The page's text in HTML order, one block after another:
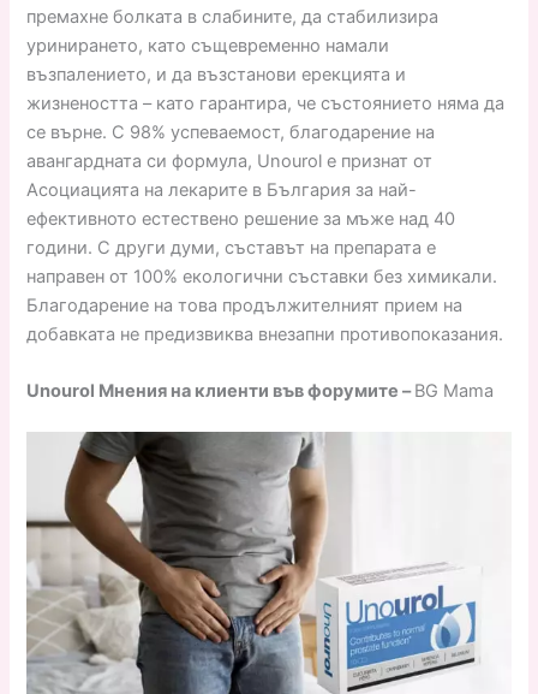
премахне болката в слабините, да стабилизира
уринирането, като същевременно намали
възпалението, и да възстанови ерекцията и
жизнеността – като гарантира, че състоянието няма да
се върне. С 98% успеваемост, благодарение на
авангардната си формула, Unourol е признат от
Асоциацията на лекарите в България за най-
ефективното естествено решение за мъже над 40
години. С други думи, съставът на препарата е
направен от 100% екологични съставки без химикали.
Благодарение на това продължителният прием на
добавката не предизвиква внезапни противопоказания.
Unourol Мнения на клиенти във форумите –BG Mama